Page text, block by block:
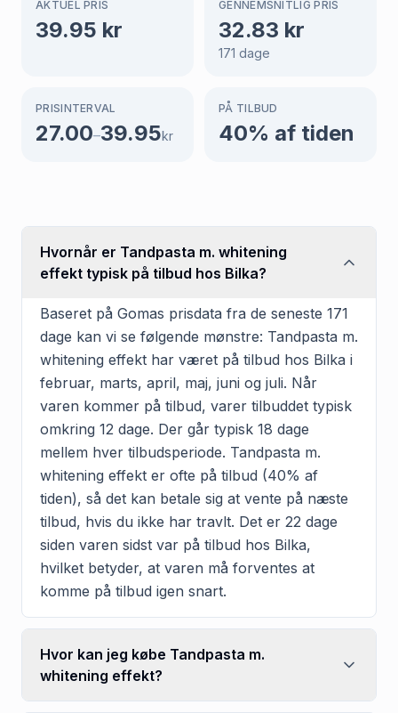
AKTUEL PRIS
39.95 kr
GENNEMSNITLIG PRIS
32.83 kr
171 dage
PRISINTERVAL
27.00–39.95kr
PÅ TILBUD
40% af tiden
Hvornår er Tandpasta m. whitening
effekt typisk på tilbud hos Bilka?
Baseret på Gomas prisdata fra de seneste 171
dage kan vi se følgende mønstre: Tandpasta m.
whitening effekt har været på tilbud hos Bilka i
februar, marts, april, maj, juni og juli. Når
varen kommer på tilbud, varer tilbuddet typisk
omkring 12 dage. Der går typisk 18 dage
mellem hver tilbudsperiode. Tandpasta m.
whitening effekt er ofte på tilbud (40% af
tiden), så det kan betale sig at vente på næste
tilbud, hvis du ikke har travlt. Det er 22 dage
siden varen sidst var på tilbud hos Bilka,
hvilket betyder, at varen må forventes at
komme på tilbud igen snart.
Hvor kan jeg købe Tandpasta m.
whitening effekt?